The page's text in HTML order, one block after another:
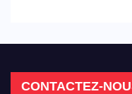
CONTACTEZ-